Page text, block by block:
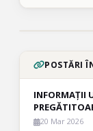
POSTĂRI
INFORMAȚII
20 Mar 2026